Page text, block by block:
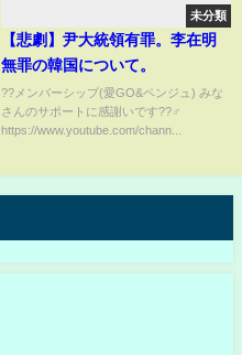
未分類
【悲劇】尹大統領有罪。李在明
無罪の韓国について。
??メンバーシップ(愛GO&ペンジュ) みな
さんのサポートに感謝いです??‍♂️
https://www.youtube.com/chann...